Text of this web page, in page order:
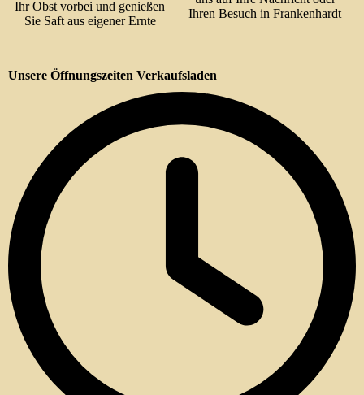
Ihr Obst vorbei und genießen
Sie Saft aus eigener Ernte
Ihren Besuch in Frankenhardt
Unsere Öffnungszeiten Verkaufsladen